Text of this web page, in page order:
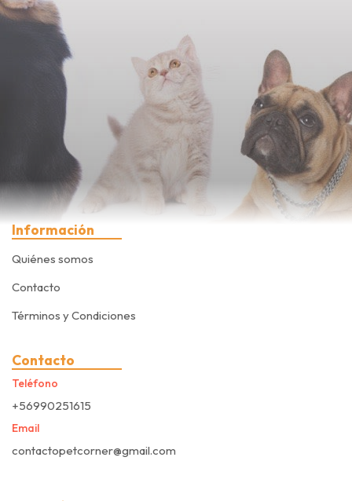
Información
Quiénes somos
Contacto
Términos y Condiciones
Contacto
Teléfono
+56990251615
Email
contactopetcorner@gmail.com